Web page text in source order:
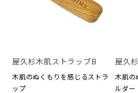
屋久杉木肌ストラップB
木肌のぬくもりを感じるストラ
ップ
屋久
木肌の
ルダー